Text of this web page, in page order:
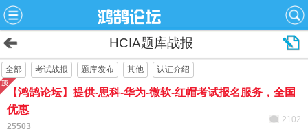
HCIA题库战报
全部 考试战报 题库发布 其他 认证介绍
【鸿鹄论坛】提供-思科-华为-微软-红帽考试报名服务，全国
优惠
25503
2102